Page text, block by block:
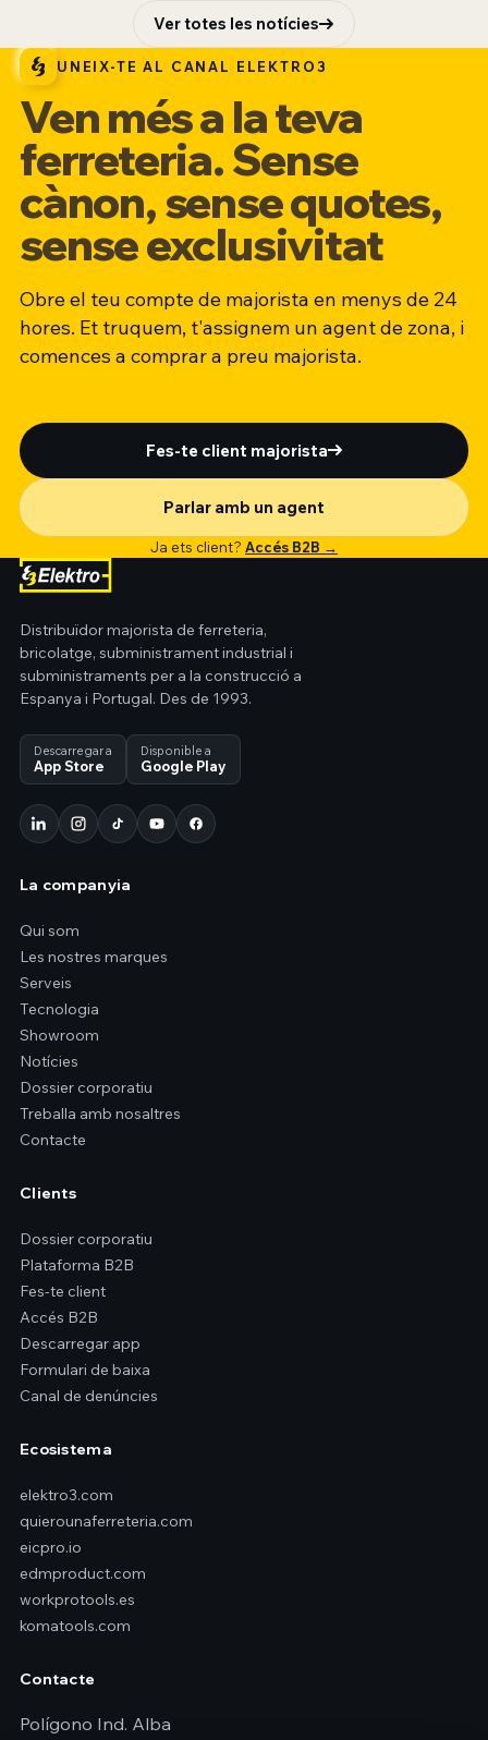
Ver totes les notícies
UNEIX-TE AL CANAL ELEKTRO3
Ven més a la teva
ferreteria. Sense
cànon, sense quotes,
sense exclusivitat
Obre el teu compte de majorista en menys de 24
hores. Et truquem, t'assignem un agent de zona, i
comences a comprar a preu majorista.
Fes-te client majorista
Parlar amb un agent
Ja ets client? Accés B2B →
Distribuïdor majorista de ferreteria,
bricolatge, subministrament industrial i
subministraments per a la construcció a
Espanya i Portugal. Des de 1993.
Descarregar a
App Store
Disponible a
Google Play
La companyia
Qui som
Les nostres marques
Serveis
Tecnologia
Showroom
Notícies
Dossier corporatiu
Treballa amb nosaltres
Contacte
Clients
Dossier corporatiu
Plataforma B2B
Fes-te client
Accés B2B
Descarregar app
Formulari de baixa
Canal de denúncies
Ecosistema
elektro3.com
quierounaferreteria.com
eicpro.io
edmproduct.com
workprotools.es
komatools.com
Contacte
Polígono Ind. Alba